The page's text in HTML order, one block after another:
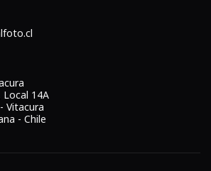
Local 14A
Vitacura
- Chile